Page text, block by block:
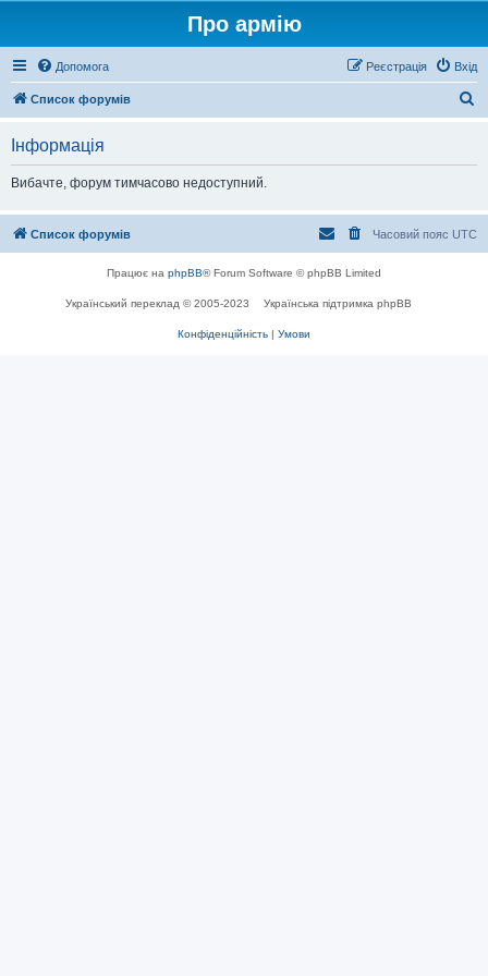
Про армію
Допомога Вхід
Реєстрація
Список форумів
Інформація
Вибачте, форум тимчасово недоступний.
Список форумів Часовий пояс UTC
Працює на phpBB® Forum Software © phpBB Limited
Український переклад © 2005-2023 Українська підтримка phpBB
Конфіденційність | Умови